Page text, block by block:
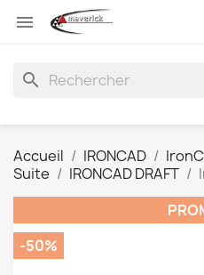

search
Accueil IRONCAD
Suite
IRONCAD DRAFT
-50%